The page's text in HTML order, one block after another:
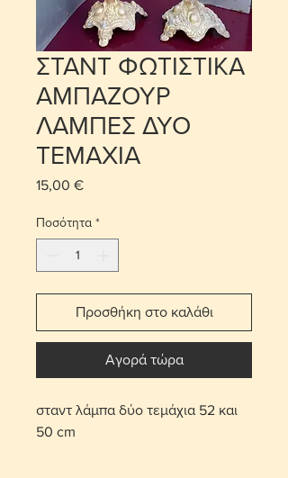
ΣΤΑΝΤ ΦΩΤΙΣΤΙΚΑ
ΑΜΠΑΖΟΥΡ
ΛΑΜΠΕΣ ΔΥΟ
ΤΕΜΑΧΙΑ
15,00 €Τιμή
Ποσότητα *
Προσθήκη στο καλάθι
Αγορά τώρα
σταντ λάμπα δύο τεμάχια 52 και
50 cm